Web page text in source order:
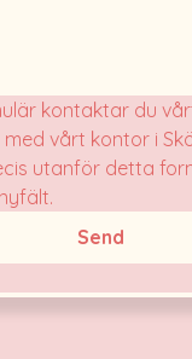
kontaktar du
vårt kontor i
utanför detta
Send